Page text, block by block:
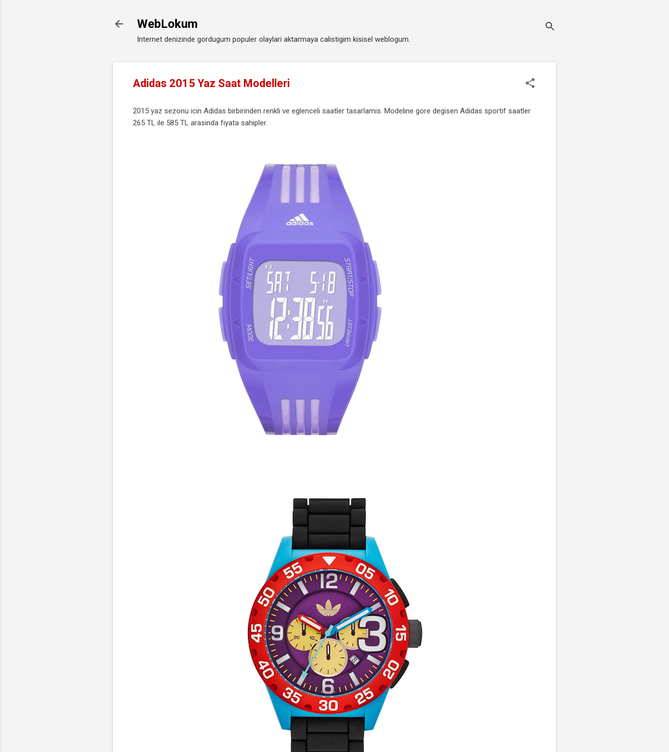
WebLokum
Internet denizinde gordugum populer olaylari aktarmaya calistigim kisisel weblogum.
Adidas 2015 Yaz Saat Modelleri
2015 yaz sezonu icin Adidas birbirinden renkli ve eglenceli saatler tasarlamis. Modeline gore degisen Adidas sportif saatler
265 TL ile 585 TL arasinda fiyata sahipler.